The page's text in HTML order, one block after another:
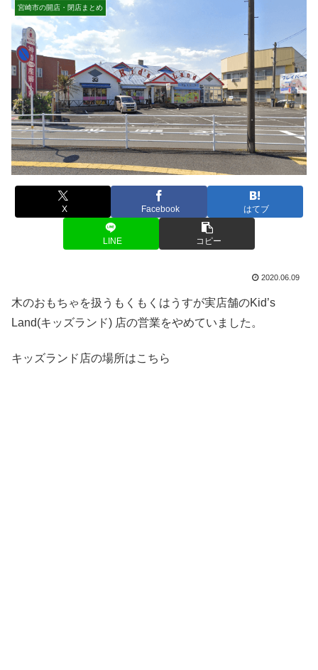
宮崎市の開店・閉店まとめ
X Facebook はてブ
LINE コピー
2020.06.09
木のおもちゃを扱うもくもくはうすが実店舗のKid’s
Land(キッズランド) 店の営業をやめていました。
キッズランド店の場所はこちら